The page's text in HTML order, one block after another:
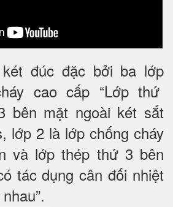
đúc đặc bởi ba lớp
cao cấp “Lớp thứ
bên mặt ngoài két sắt
lớp 2 là lớp chống cháy
và lớp thép thứ 3 bên
tác dụng cân đối nhiệt